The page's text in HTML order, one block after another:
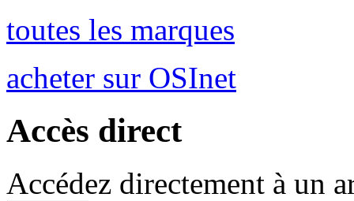
toutes les marques
acheter sur OSInet
Accès direct
Accédez directement à un